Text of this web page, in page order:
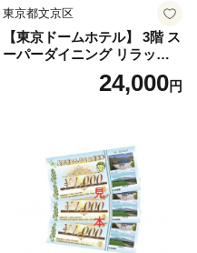
東京都文京区
【東京ドームホテル】 3階 ス
ーパーダイニング リラッサ
ランチブッフェ お食事券 大
人1名様分 関東 東京 ご利用
24,000円